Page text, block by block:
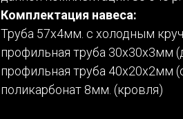
Комплектация навеса:
Труба 57х4мм. с холодным
профильная труба 30х30х3мм
профильная труба 40х20х2мм
поликарбонат 8мм. (кровля)